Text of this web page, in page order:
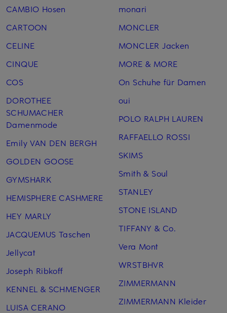
CAMBIO Hosen
CARTOON
CELINE
CINQUE
COS
DOROTHEE
SCHUMACHER
Damenmode
Emily VAN DEN BERGH
GOLDEN GOOSE
GYMSHARK
HEMISPHERE CASHMERE
HEY MARLY
JACQUEMUS Taschen
Jellycat
Joseph Ribkoff
KENNEL & SCHMENGER
LUISA CERANO
monari
MONCLER
MONCLER Jacken
MORE & MORE
On Schuhe für Damen
oui
POLO RALPH LAUREN
RAFFAELLO ROSSI
SKIMS
Smith & Soul
STANLEY
STONE ISLAND
TIFFANY & Co.
Vera Mont
WRSTBHVR
ZIMMERMANN
ZIMMERMANN Kleider